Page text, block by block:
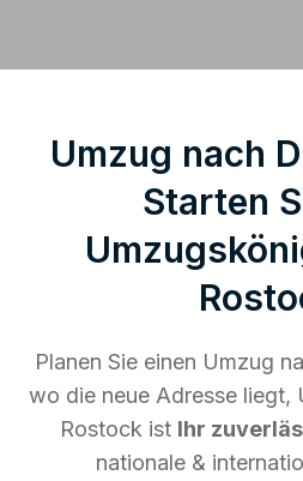
Umzug nach
Starten
Planen Sie einen Umzug
wo die neue Adresse liegt,
Rostock ist Ihr
nationale &